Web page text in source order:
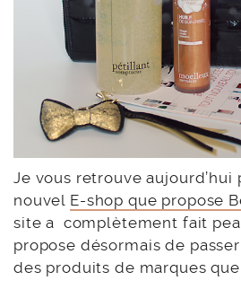
Je vous retrouve
nouvel E-shop que propose
site a complètement fait
propose désormais de
des produits de marques